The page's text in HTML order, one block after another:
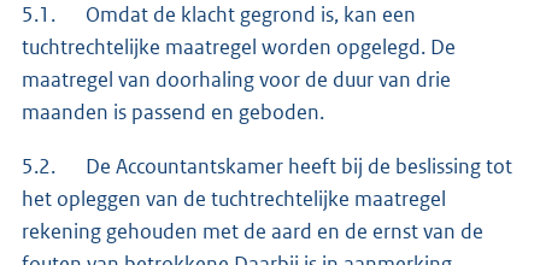
5.1. Omdat de klacht gegrond is, kan een
tuchtrechtelijke maatregel worden opgelegd. De
maatregel van doorhaling voor de duur van drie
maanden is passend en geboden.
5.2. De Accountantskamer heeft bij de beslissing tot
het opleggen van de tuchtrechtelijke maatregel
rekening gehouden met de aard en de ernst van de